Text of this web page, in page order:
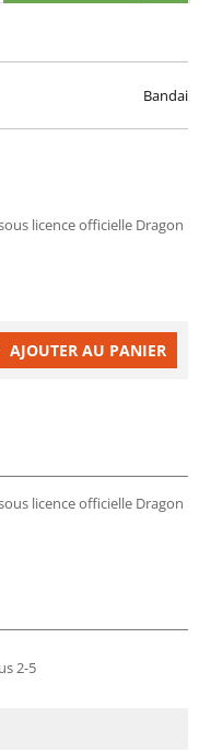
Bandai
licence officielle Dragon
AJOUTER AU PANIER
licence officielle Dragon
2-5